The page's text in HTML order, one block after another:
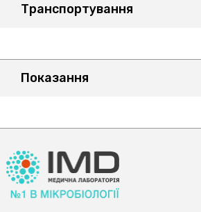
Транспортування
Показання